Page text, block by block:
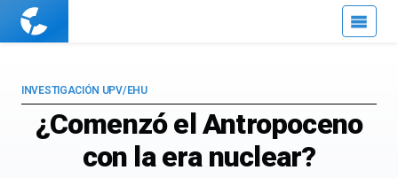
Cuaderno
¿Comenzó el Antropoceno
con la era nuclear?
INVESTIGACIÓN UPV/EHU